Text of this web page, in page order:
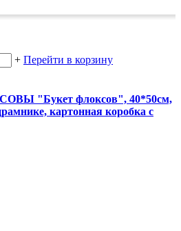
+ Перейти в корзину
"Букет флоксов", 40*50см,
картонная коробка с